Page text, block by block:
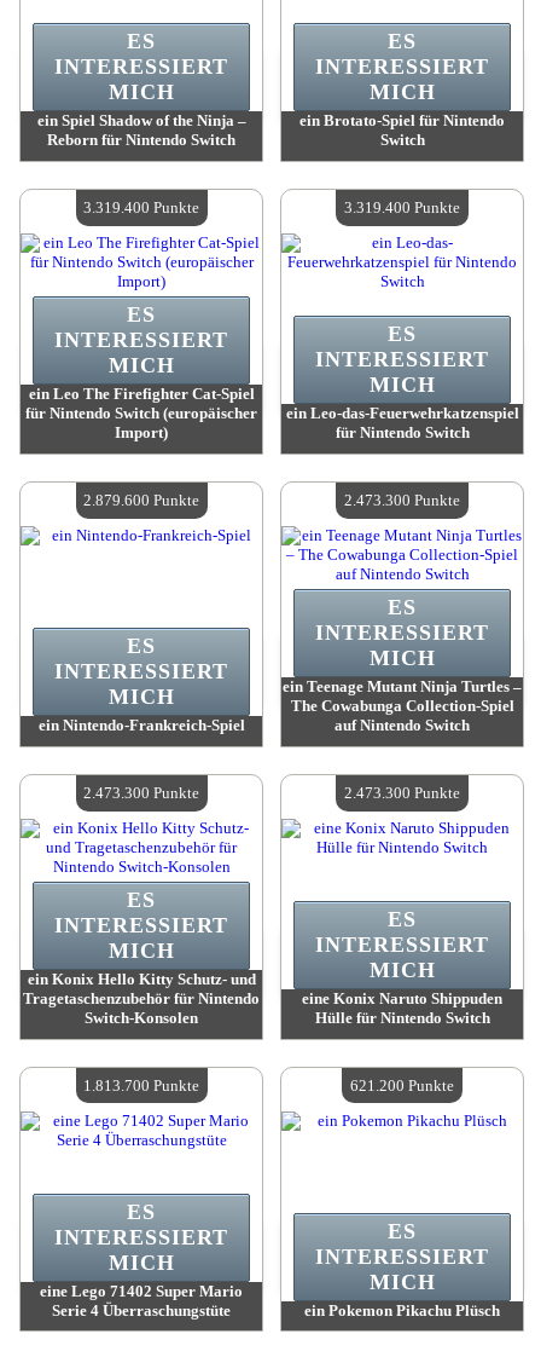
ein Spiel Shadow of the Ninja –
Reborn für Nintendo Switch
Verfügbare Menge:4
ES
INTERESSIERT
MICH
ein Brotato-Spiel für Nintendo
Switch
Verfügbare Menge:4
ES
INTERESSIERT
MICH
ein Leo The Firefighter Cat-Spiel
für Nintendo Switch (europäischer
Import)
Verfügbare Menge:4
ES
INTERESSIERT
MICH
3.319.400 Punkte
ein Leo-das-Feuerwehrkatzenspiel
für Nintendo Switch
Verfügbare Menge:4
ES
INTERESSIERT
MICH
3.319.400 Punkte
ein Nintendo-Frankreich-Spiel
Verfügbare Menge:4
ES
INTERESSIERT
MICH
2.879.600 Punkte
ein Teenage Mutant Ninja Turtles –
The Cowabunga Collection-Spiel
auf Nintendo Switch
Verfügbare Menge:4
ES
INTERESSIERT
MICH
2.473.300 Punkte
ein Konix Hello Kitty Schutz- und
Tragetaschenzubehör für Nintendo
Switch-Konsolen
Verfügbare Menge:4
ES
INTERESSIERT
MICH
2.473.300 Punkte
eine Konix Naruto Shippuden
Hülle für Nintendo Switch
Verfügbare Menge:4
ES
INTERESSIERT
MICH
2.473.300 Punkte
eine Lego 71402 Super Mario
Serie 4 Überraschungstüte
ES
INTERESSIERT
MICH
1.813.700 Punkte
ein Pokemon Pikachu Plüsch
ES
INTERESSIERT
MICH
621.200 Punkte